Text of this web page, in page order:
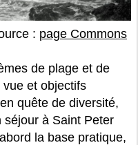
: page Commons
de plage et de
vue et objectifs
quête de diversité,
séjour à Saint Peter
la base pratique,